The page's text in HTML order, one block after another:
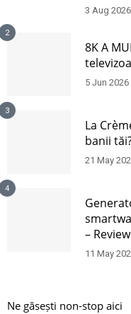
3 Aug 2026
2
8K A
5 Jun 2026
3
La
banii
21 May
4
–
11 May
Ne găsești non-stop aici